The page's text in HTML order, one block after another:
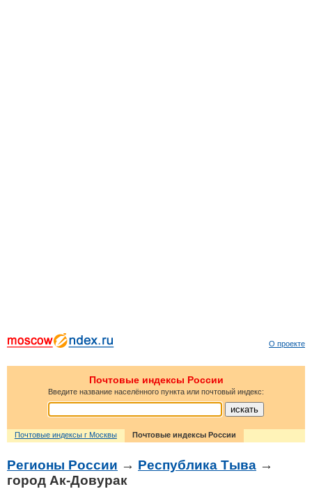
О проекте
Почтовые индексы России
Введите название населённого пункта или почтовый индекс:
Почтовые индексы г Москвы Почтовые индексы России
Регионы России → Республика Тыва →
город Ак-Довурак